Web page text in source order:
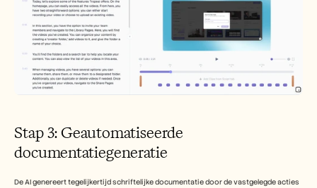
Stap 3: Geautomatiseerde
documentatiegeneratie
De AI genereert tegelijkertijd schriftelijke documentatie door de vastgelegde acties